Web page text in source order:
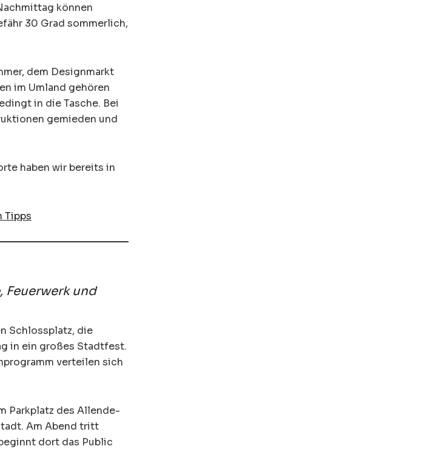
können
30 Grad sommerlich,
dem Designmarkt
im Umland gehören
in die Tasche. Bei
gemieden und
haben wir bereits in
Tipps
Feuerwerk und
Schlossplatz, die
in ein großes Stadtfest.
verteilen sich
Parkplatz des Allende-
Am Abend tritt
dort das Public